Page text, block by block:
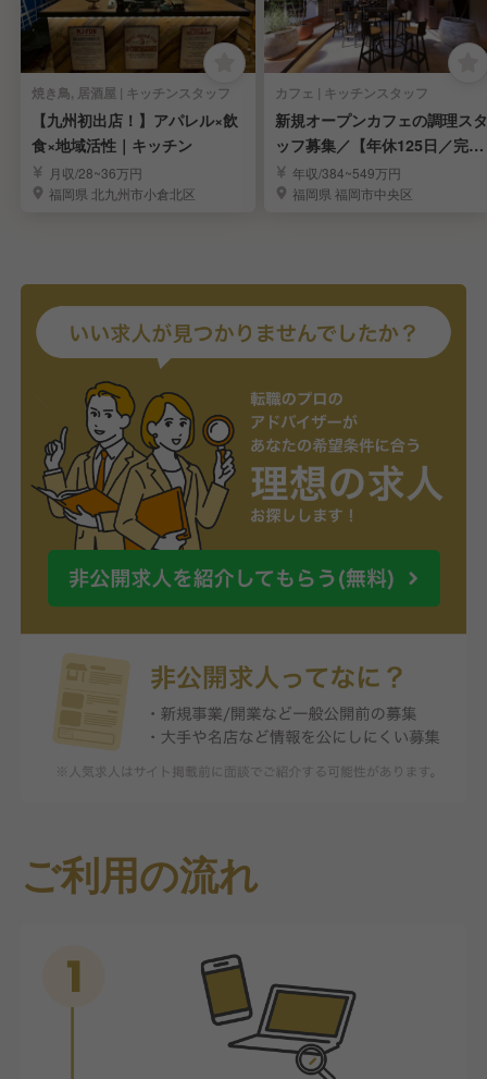
焼き鳥, 居酒屋 | キッチンスタッフ
【九州初出店！】アパレル×飲
食×地域活性｜キッチン
月収/28~36万円
福岡県 北九州市小倉北区
カフェ | キッチンスタッフ
新規オープンカフェの調理スタ
ッフ募集／【年休125日／完全
週休2日制】
年収/384~549万円
福岡県 福岡市中央区
ご利用の流れ